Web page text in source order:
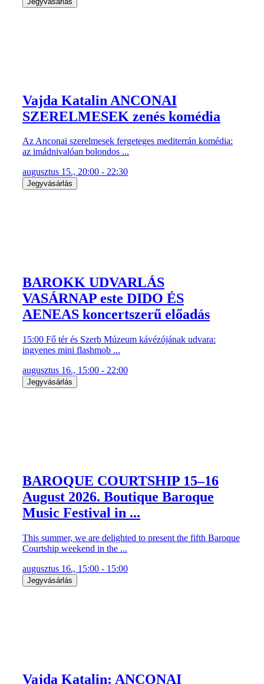
Vajda Katalin ANCONAI
SZERELMESEK zenés komédia
Az Anconai szerelmesek fergeteges mediterrán komédia:
az imádnivalóan bolondos ...
augusztus 15., 20:00 - 22:30
Jegyvásárlás
BAROKK UDVARLÁS
VASÁRNAP este DIDO ÉS
AENEAS koncertszerű előadás
15:00 Fő tér és Szerb Múzeum kávézójának udvara:
ingyenes mini flashmob ...
augusztus 16., 15:00 - 22:00
Jegyvásárlás
BAROQUE COURTSHIP 15–16
August 2026. Boutique Baroque
Music Festival in ...
This summer, we are delighted to present the fifth Baroque
Courtship weekend in the ...
augusztus 16., 15:00 - 15:00
Jegyvásárlás
Vajda Katalin: ANCONAI